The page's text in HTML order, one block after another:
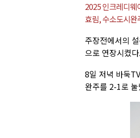
2025 인크레디
효림, 수소도시완
주장전에서의
으로 연장시켰다.
8일 저녁 바둑
완주를 2-1로 눌